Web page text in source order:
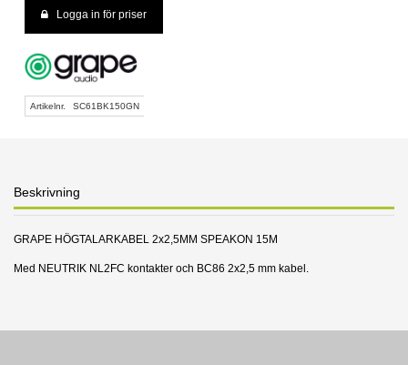
Logga in för priser
Artikelnr. SC61BK150GN
Beskrivning
GRAPE HÖGTALARKABEL 2x2,5MM SPEAKON 15M
Med NEUTRIK NL2FC kontakter och BC86 2x2,5 mm kabel.